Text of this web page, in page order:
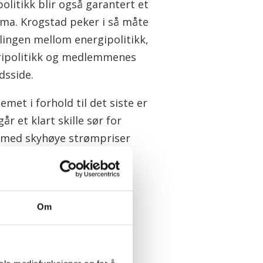
Om
blir også garantert et
Krogstad peker i så måte
mellom energipolitikk,
og medlemmenes
i forhold til det siste er
et klart skille sør for
skyhøye strømpriser
men at det da kan
landet, noe også LO
prispolitikk som